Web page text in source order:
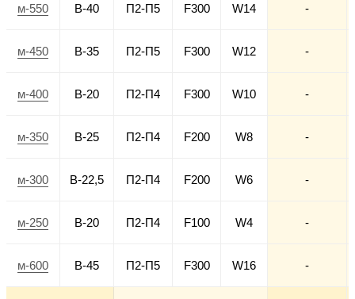
м-550 В-40 П2-П5 F300 W14 -
м-450 В-35 П2-П5 F300 W12 -
м-400 В-20 П2-П4 F300 W10 -
м-350 В-25 П2-П4 F200 W8 -
м-300 В-22,5 П2-П4 F200 W6 -
м-250 В-20 П2-П4 F100 W4 -
м-600 В-45 П2-П5 F300 W16 -